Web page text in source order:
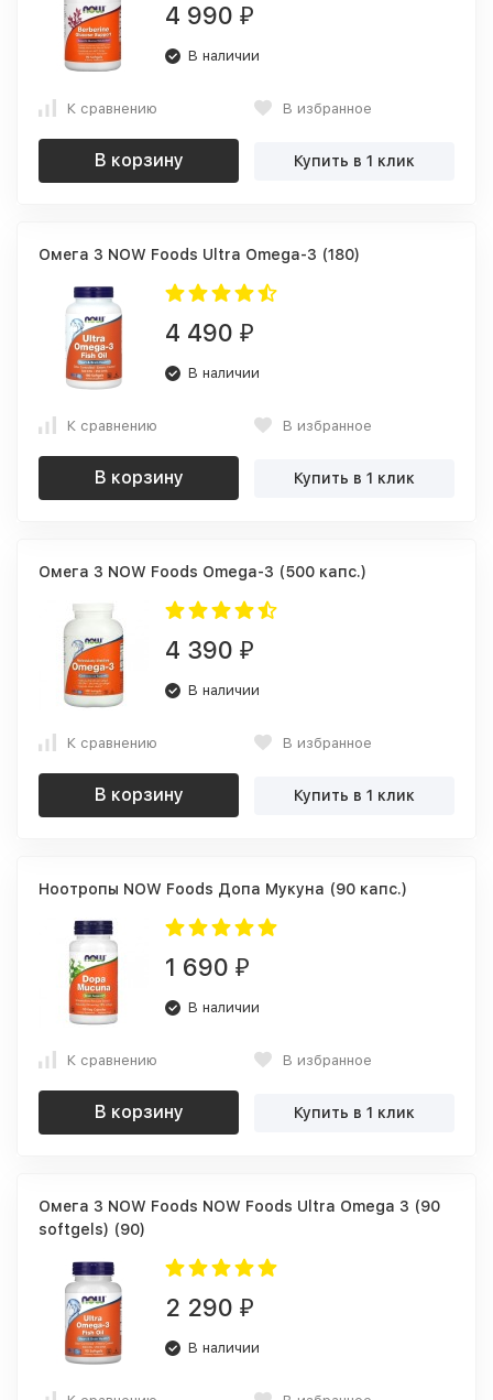
4 990 ₽
В наличии
К сравнению В избранное
В корзину Купить в 1 клик
Омега 3 NOW Foods Ultra Omega-3 (180)
4 490 ₽
В наличии
К сравнению В избранное
В корзину Купить в 1 клик
Омега 3 NOW Foods Omega-3 (500 капс.)
4 390 ₽
В наличии
К сравнению В избранное
В корзину Купить в 1 клик
Ноотропы NOW Foods Допа Мукуна (90 капс.)
1 690 ₽
В наличии
К сравнению В избранное
В корзину Купить в 1 клик
Омега 3 NOW Foods NOW Foods Ultra Omega 3 (90
softgels) (90)
2 290 ₽
В наличии